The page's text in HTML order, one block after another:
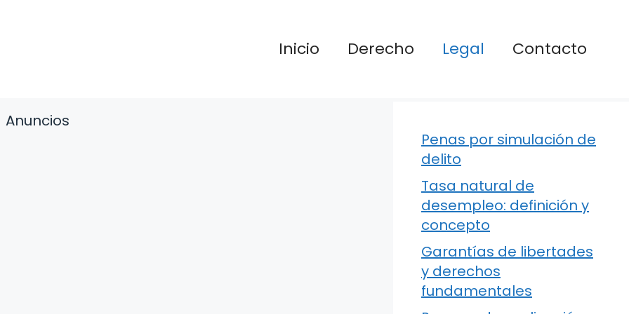
Inicio Derecho Legal Contacto
Anuncios
Penas por simulación de
delito
Tasa natural de
desempleo: definición y
concepto
Garantías de libertades
y derechos
fundamentales